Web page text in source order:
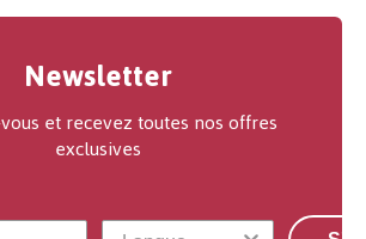
Newsletter
et recevez toutes nos offres
exclusives